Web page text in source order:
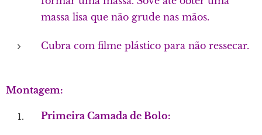
massa lisa que não grude nas mãos.
Cubra com filme plástico para não ressecar.
Montagem:
Primeira Camada de Bolo: